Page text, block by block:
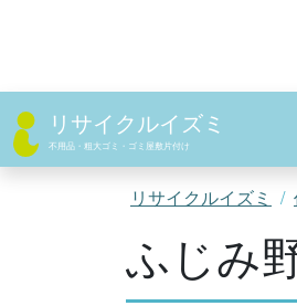
ン
へ
ス
リサイクルイズミ
不用品・粗大ゴミ・ゴミ屋敷片付け
リサイクルイズミ
ふじみ